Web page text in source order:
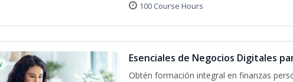
100 Course Hours
Esenciales de Negocios Digitales
Obtén formación integral en finanzas